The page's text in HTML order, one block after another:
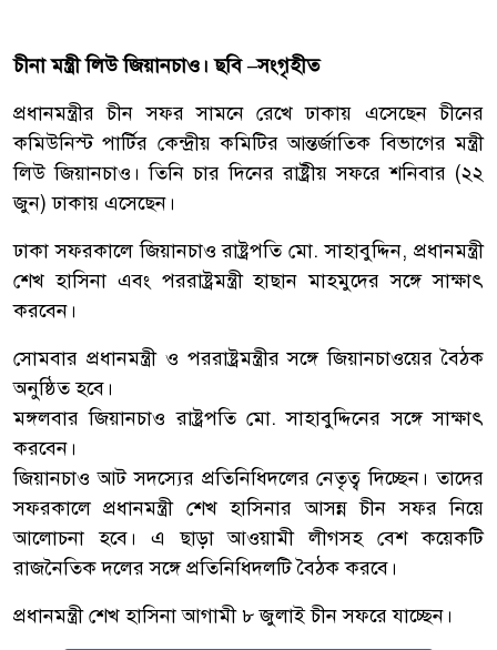
চীনা মন্ত্রী লিউ জিয়ানচাও। ছবি –সংগৃহীত
প্রধানমন্ত্রীর চীন সফর সামনে রেখে ঢাকায় এসেছেন চীনের
কমিউনিস্ট পার্টির কেন্দ্রীয় কমিটির আন্তর্জাতিক বিভাগের মন্ত্রী
লিউ জিয়ানচাও। তিনি চার দিনের রাষ্ট্রীয় সফরে শনিবার (২২
জুন) ঢাকায় এসেছেন।
ঢাকা সফরকালে জিয়ানচাও রাষ্ট্রপতি মো. সাহাবুদ্দিন, প্রধানমন্ত্রী
শেখ হাসিনা এবং পররাষ্ট্রমন্ত্রী হাছান মাহমুদের সঙ্গে সাক্ষাৎ
করবেন।
সোমবার প্রধানমন্ত্রী ও পররাষ্ট্রমন্ত্রীর সঙ্গে জিয়ানচাওয়ের বৈঠক
অনুষ্ঠিত হবে।
মঙ্গলবার জিয়ানচাও রাষ্ট্রপতি মো. সাহাবুদ্দিনের সঙ্গে সাক্ষাৎ
করবেন।
জিয়ানচাও আট সদস্যের প্রতিনিধিদলের নেতৃত্ব দিচ্ছেন। তাদের
সফরকালে প্রধানমন্ত্রী শেখ হাসিনার আসন্ন চীন সফর নিয়ে
আলোচনা হবে। এ ছাড়া আওয়ামী লীগসহ বেশ কয়েকটি
রাজনৈতিক দলের সঙ্গে প্রতিনিধিদলটি বৈঠক করবে।
প্রধানমন্ত্রী শেখ হাসিনা আগামী ৮ জুলাই চীন সফরে যাচ্ছেন।